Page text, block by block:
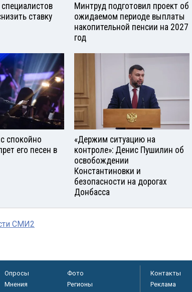
ставку
Минтруд подготовил проект об
ожидаемом периоде выплаты
накопительной пенсии на 2027
год
спокойно
его песен в
«Держим ситуацию на
контроле»: Денис Пушилин об
освобождении
Константиновки и
безопасности на дорогах
Донбасса
СМИ2
Опросы
Фото
Мнения
Регионы
Контакты
Реклама